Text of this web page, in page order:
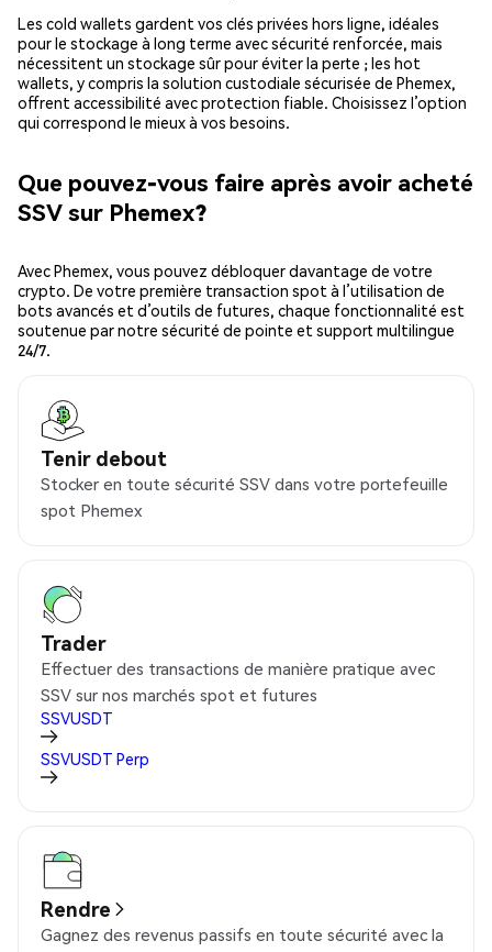
Les cold wallets gardent vos clés privées hors ligne, idéales
pour le stockage à long terme avec sécurité renforcée, mais
nécessitent un stockage sûr pour éviter la perte ; les hot
wallets, y compris la solution custodiale sécurisée de Phemex,
offrent accessibilité avec protection fiable. Choisissez l’option
qui correspond le mieux à vos besoins.
Que pouvez-vous faire après avoir acheté
SSV sur Phemex?
Avec Phemex, vous pouvez débloquer davantage de votre
crypto. De votre première transaction spot à l’utilisation de
bots avancés et d’outils de futures, chaque fonctionnalité est
soutenue par notre sécurité de pointe et support multilingue
24/7.
Tenir debout
Stocker en toute sécurité SSV dans votre portefeuille
spot Phemex
Trader
Effectuer des transactions de manière pratique avec
SSV sur nos marchés spot et futures
SSVUSDT
SSVUSDT Perp
Rendre
Gagnez des revenus passifs en toute sécurité avec la